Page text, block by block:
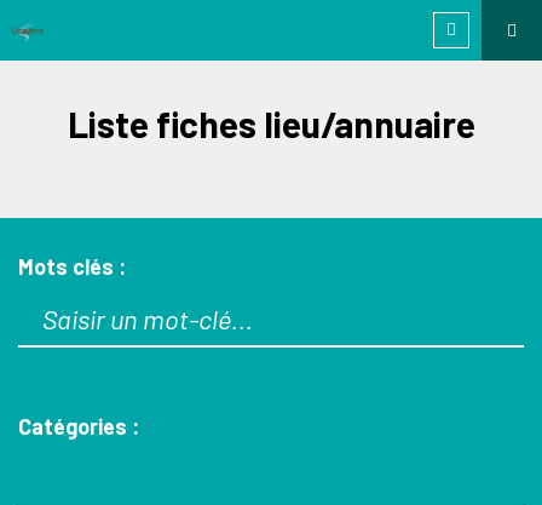
Liste fiches lieu/annuaire
Mots clés :
Catégories :